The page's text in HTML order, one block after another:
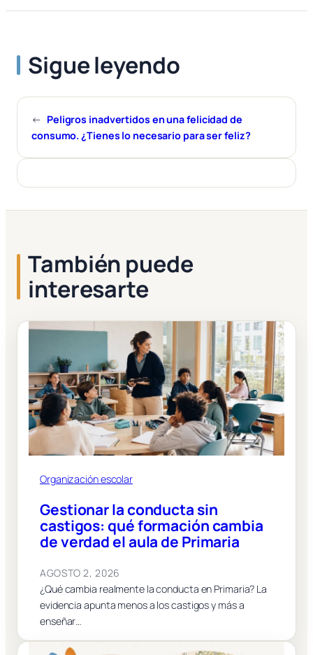
Sigue leyendo
← Peligros inadvertidos en una felicidad de
consumo. ¿Tienes lo necesario para ser feliz?
También puede
interesarte
Organización escolar
Gestionar la conducta sin
castigos: qué formación cambia
de verdad el aula de Primaria
AGOSTO 2, 2026
¿Qué cambia realmente la conducta en Primaria? La
evidencia apunta menos a los castigos y más a
enseñar…